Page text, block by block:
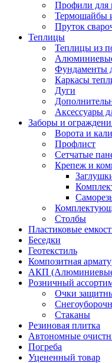
Профили для
Термошайбы
Пруток
Теплицы
Теплицы из
Фундаменты
Каркасы
Дуги
Аксессуары
Заборы и
Ворота и
Профлист
Сетчатые
Крепеж и
Столбы
Пластиковые
Беседки
Геотекстиль
Композитная
АКП (Алюминиевые
Розничный
Очки
Стаканы
Резиновая плитка
Автономные
Погреба
Уцененный товар